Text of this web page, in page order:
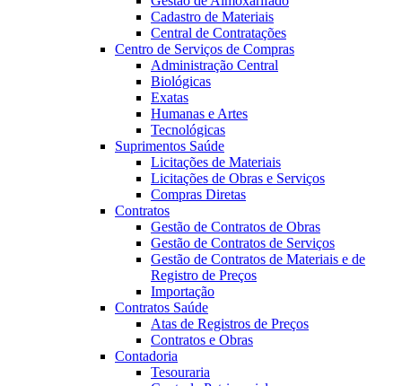
Cadastro de Materiais
Central de Contratações
Centro de Serviços de Compras
Administração Central
Biológicas
Exatas
Humanas e Artes
Tecnológicas
Suprimentos Saúde
Licitações de Materiais
Licitações de Obras e Serviços
Compras Diretas
Contratos
Gestão de Contratos de Obras
Gestão de Contratos de Serviços
Gestão de Contratos de Materiais e de
Registro de Preços
Importação
Contratos Saúde
Atas de Registros de Preços
Contratos e Obras
Contadoria
Tesouraria